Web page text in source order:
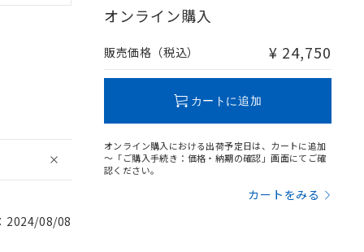
2024/08/08
オンライン購入
販売価格（税込） ¥ 24,750
カートに追加
オンライン購入における出荷予定日は、カートに追加
～「ご購入手続き：価格・納期の確認」画面にてご確
認ください。
カートをみる